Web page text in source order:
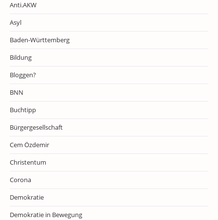
Anti.AKW
Asyl
Baden-Württemberg
Bildung
Bloggen?
BNN
Buchtipp
Bürgergesellschaft
Cem Özdemir
Christentum
Corona
Demokratie
Demokratie in Bewegung